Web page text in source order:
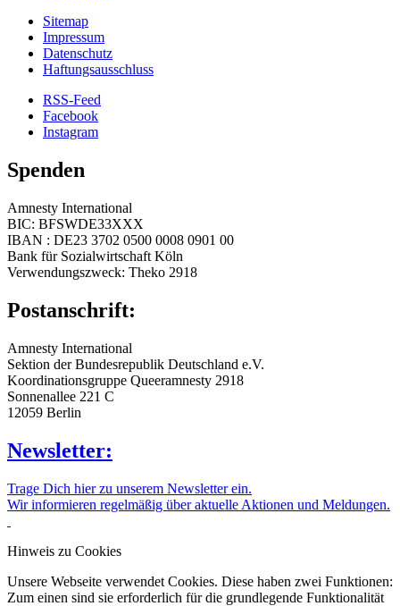
Sitemap
Impressum
Datenschutz
Haftungsausschluss
RSS-Feed
Facebook
Instagram
Spenden
Amnesty International
BIC: BFSWDE33XXX
IBAN : DE23 3702 0500 0008 0901 00
Bank für Sozialwirtschaft Köln
Verwendungszweck: Theko 2918
Postanschrift:
Amnesty International
Sektion der Bundesrepublik Deutschland e.V.
Koordinationsgruppe Queeramnesty 2918
Sonnenallee 221 C
12059 Berlin
Newsletter:
Trage Dich hier zu unserem Newsletter ein.
Wir informieren regelmäßig über aktuelle Aktionen und Meldungen.
Hinweis zu Cookies
Unsere Webseite verwendet Cookies. Diese haben zwei Funktionen:
Zum einen sind sie erforderlich für die grundlegende Funktionalität